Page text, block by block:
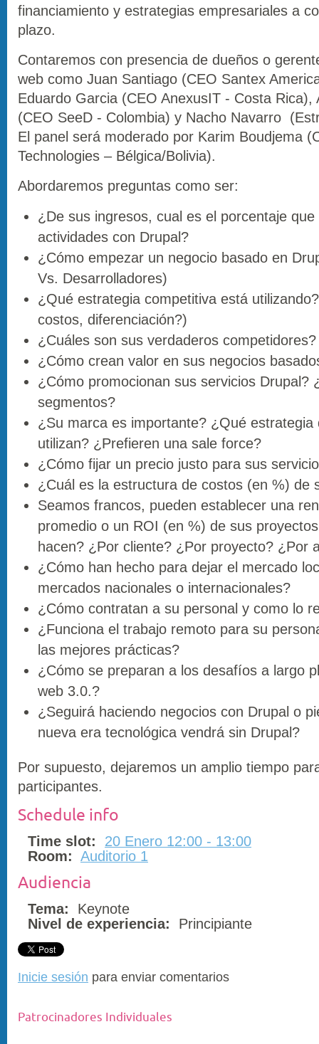
financiamiento y estrategias empresariales a
plazo.
Contaremos con presencia de dueños o
web como Juan Santiago (CEO Santex
Eduardo Garcia (CEO AnexusIT - Costa Rica),
(CEO SeeD - Colombia) y Nacho Navarro
El panel será moderado por Karim Boudjema
Technologies – Bélgica/Bolivia).
Abordaremos preguntas como ser:
¿De sus ingresos, cual es el porcentaje
actividades con Drupal?
¿Cómo empezar un negocio basado en
Vs. Desarrolladores)
¿Qué estrategia competitiva está
costos, diferenciación?)
¿Cuáles son sus verdaderos competidores?
¿Cómo crean valor en sus negocios
¿Cómo promocionan sus servicios Drupal?
segmentos?
¿Su marca es importante? ¿Qué estrategia
utilizan? ¿Prefieren una sale force?
¿Cómo fijar un precio justo para sus
¿Cuál es la estructura de costos (en %) de
Seamos francos, pueden establecer una
promedio o un ROI (en %) de sus
hacen? ¿Por cliente? ¿Por proyecto? ¿Por
¿Cómo han hecho para dejar el mercado
mercados nacionales o internacionales?
¿Cómo contratan a su personal y como lo
¿Funciona el trabajo remoto para su
las mejores prácticas?
¿Cómo se preparan a los desafíos a largo
web 3.0.?
¿Seguirá haciendo negocios con Drupal o
nueva era tecnológica vendrá sin Drupal?
Por supuesto, dejaremos un amplio tiempo
participantes.
Schedule info
Time slot:
20 Enero 12:00 - 13:00
Room: Auditorio 1
Audiencia
Tema:
Keynote
Nivel de experiencia:
Principiante
Inicie sesión para enviar comentarios
Patrocinadores Individuales